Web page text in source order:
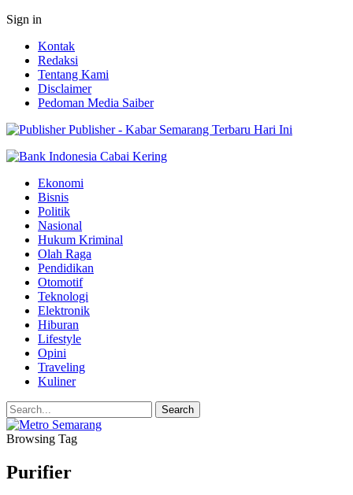
Sign in
Kontak
Redaksi
Tentang Kami
Disclaimer
Pedoman Media Saiber
Publisher - Kabar Semarang Terbaru Hari Ini
Ekonomi
Bisnis
Politik
Nasional
Hukum Kriminal
Olah Raga
Pendidikan
Otomotif
Teknologi
Elektronik
Hiburan
Lifestyle
Opini
Traveling
Kuliner
Browsing Tag
Purifier